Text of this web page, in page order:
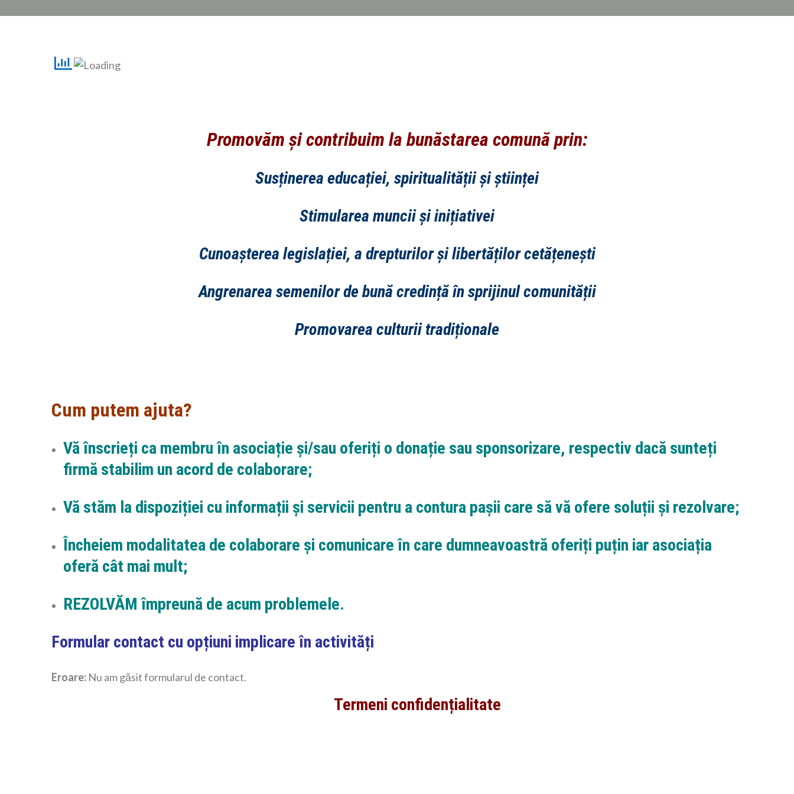
Promovăm și contribuim la bunăstarea comună prin:
Susținerea educației, spiritualității și științei
Stimularea muncii și inițiativei
Cunoașterea legislației, a drepturilor și libertăților cetățenești
Angrenarea semenilor de bună credință în sprijinul comunității
Promovarea culturii tradiționale
Cum putem ajuta?
Vă înscrieți ca membru în asociație și/sau oferiți o donație sau sponsorizare, respectiv dacă sunteți
firmă stabilim un acord de colaborare;
Vă stăm la dispoziției cu informații și servicii pentru a contura pașii care să vă ofere soluții și rezolvare;
Încheiem modalitatea de colaborare și comunicare în care dumneavoastră oferiți puțin iar asociația
oferă cât mai mult;
REZOLVĂM împreună de acum problemele.
Formular contact cu opțiuni implicare în activități
Eroare: Nu am găsit formularul de contact.
Termeni confidențialitate